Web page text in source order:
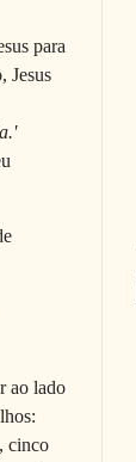
para
Jesus
ao lado
cinco